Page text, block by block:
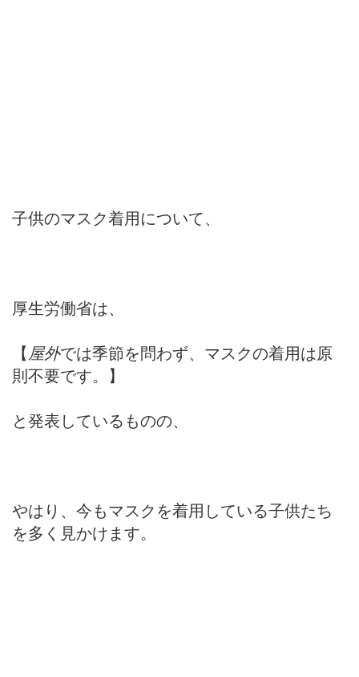
子供のマスク着用について、
厚生労働省は、
【屋外では季節を問わず、マスクの着用は原
則不要です。】
と発表しているものの、
やはり、今もマスクを着用している子供たち
を多く見かけます。